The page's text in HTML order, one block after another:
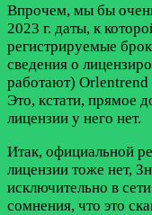
Впрочем, мы бы
2023 г. даты, к
регистрируемые
сведения о
работают) Orlentrend
Это, кстати, прямое
лицензии у него нет.
Итак, официальной
лицензии тоже нет,
исключительно в
сомнения, что это